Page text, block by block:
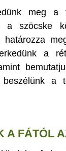
meg a
szöcske
határozza
a
a
A FÁTÓL